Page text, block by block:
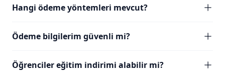
Hangi ödeme yöntemleri mevcut?
Ödeme bilgilerim güvenli mi?
Öğrenciler eğitim indirimi alabilir mi?